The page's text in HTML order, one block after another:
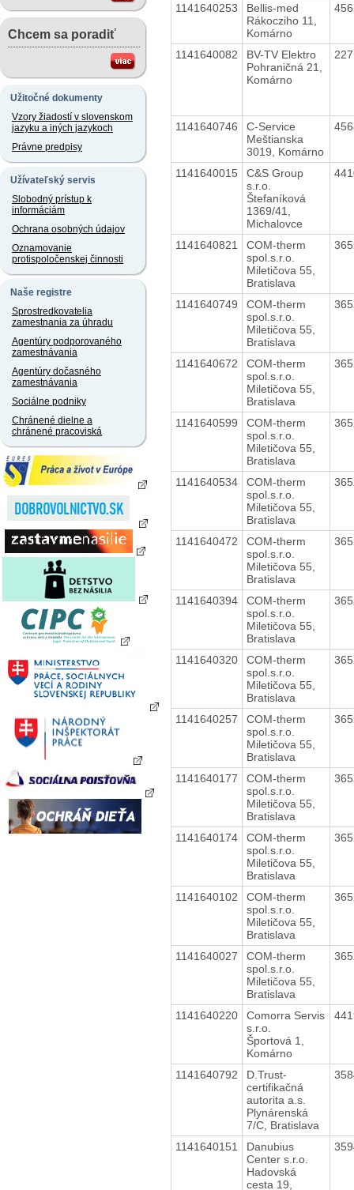
Chcem sa poradiť
Užitočné dokumenty
Vzory žiadostí v slovenskom
jazyku a iných jazykoch
Právne predpisy
Užívateľský servis
Slobodný prístup k
informáciám
Ochrana osobných údajov
Oznamovanie
protispoločenskej činnosti
Naše registre
Sprostredkovatelia
zamestnania za úhradu
Agentúry podporovaného
zamestnávania
Agentúry dočasného
zamestnávania
Sociálne podniky
Chránené dielne a
chránené pracoviská
1141640253
Bellis-med
Rákocziho 11,
Komárno
1141640082
BV-TV Elektro
Pohraničná 21,
Komárno
1141640746
C-Service
Meštianska
3019, Komárno
1141640015
C&S Group
s.r.o.
Štefaníková
1369/41,
Michalovce
1141640821
COM-therm
spol.s.r.o.
Miletičova 55,
Bratislava
1141640749
COM-therm
spol.s.r.o.
Miletičova 55,
Bratislava
1141640672
COM-therm
spol.s.r.o.
Miletičova 55,
Bratislava
1141640599
COM-therm
spol.s.r.o.
Miletičova 55,
Bratislava
1141640534
COM-therm
spol.s.r.o.
Miletičova 55,
Bratislava
1141640472
COM-therm
spol.s.r.o.
Miletičova 55,
Bratislava
1141640394
COM-therm
spol.s.r.o.
Miletičova 55,
Bratislava
1141640320
COM-therm
spol.s.r.o.
Miletičova 55,
Bratislava
1141640257
COM-therm
spol.s.r.o.
Miletičova 55,
Bratislava
1141640177
COM-therm
spol.s.r.o.
Miletičova 55,
Bratislava
1141640174
COM-therm
spol.s.r.o.
Miletičova 55,
Bratislava
1141640102
COM-therm
spol.s.r.o.
Miletičova 55,
Bratislava
1141640027
COM-therm
spol.s.r.o.
Miletičova 55,
Bratislava
1141640220
Comorra Servis
s.r.o.
Športová 1,
Komárno
1141640792
D.Trust-
certifikačná
autorita a.s.
Plynárenská
7/C, Bratislava
1141640151
Danubius
Center s.r.o.
Hadovská
cesta 19,